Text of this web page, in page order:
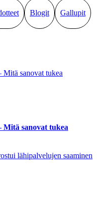
Blogit Gallupit
Mitä sanovat tukea